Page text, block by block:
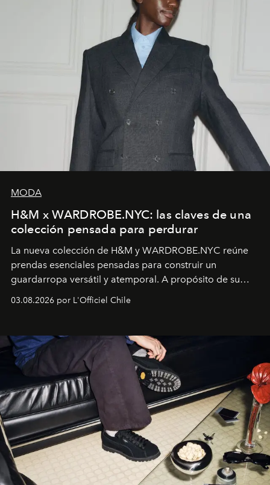
MODA
H&M x WARDROBE.NYC: las claves de una
colección pensada para perdurar
La nueva colección de H&M y WARDROBE.NYC reúne
prendas esenciales pensadas para construir un
guardarropa versátil y atemporal. A propósito de su
lanzamiento, los fundadores de la firma neoyorquina y
la asesora creativa y jefa de diseño global de la marca
y la filosofía detrás de la propuesta.
03.08.2026 por L'Officiel Chile